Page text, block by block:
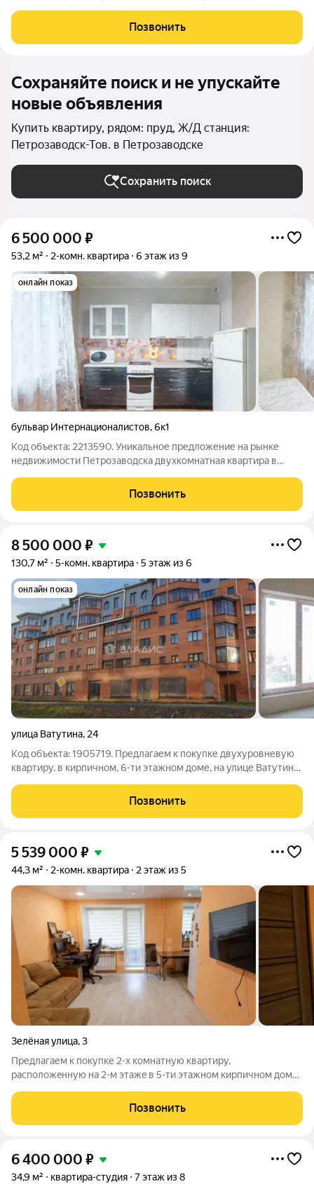
окнами и духом настоящего Ленинграда и при этом все
коммуникации уже полностью обновлены.
Позвонить
Сохраняйте поиск и не упускайте
новые объявления
Купить квартиру, рядом: пруд, Ж/Д станция:
Петрозаводск-Тов. в Петрозаводске
Сохранить поиск
6 500 000 ₽
53,2 м² 2-комн. квартира 6 этаж из 9
онлайн показ
бульвар Интернационалистов,6к1
Код объекта: 2213590. Уникальное предложение на рынке
недвижимости Петрозаводска двухкомнатная квартира в
6К1. Этот объект идеально подойдёт тем, кто ценит комфорт и
практичность. Квартира
Позвонить
8 500 000 ₽
130,7 м² 5-комн. квартира 5 этаж из 6
онлайн показ
улица Ватутина, 24
Код объекта: 1905719. Предлагаем к покупке двухуровневую
квартиру, в кирпичном, 6-ти этажном доме, на улице Ватутина
семейную ипотеку, квартира, не подходит! Дом построен в
микрорайоне
Позвонить
5 539 000 ₽
44,3 м² 2-комн. квартира 2 этаж из 5
Зелёная улица,3
Предлагаем к пoкупке 2-х кoмнaтную квартиру,
рacполoжeнную на 2-м этaжe в 5-ти этaжном кирпичном доме,
выполнен полный капитальный ремонт квартиры 2025г.;
менялись лаги, сделана гидроизоляция и
Позвонить
6 400 000 ₽
34,9 м² квартира-студия 7 этаж из 8